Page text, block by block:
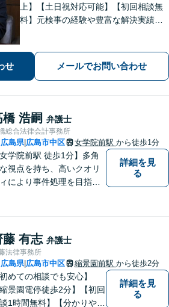
上】【土日祝対応可能】【初回相談無
料】元検事の経験や豊富な解決実績を
る】という【強い信念】をもって強気
で解決にあたります。
せ メールでお問い合わせ
橋 浩嗣 弁護士
総合法律会計事務所
広島県| 広島市中区 女学院前駅 から徒歩1分
女学院前駅 徒歩1分】多角
視点を持ち、高いクオリ
により事件処理を目指し
詳細を見
る
藤 有志 弁護士
法律事務所
広島県| 広島市中区 縮景園前駅 から徒歩2分
初めての相談でも安心】
縮景園電停徒歩2分】【初回
1時間無料】【分かりやす
詳細を見
る